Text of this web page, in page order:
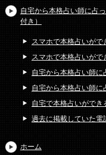
自宅から本格占い師に占
付き）
スマホで本格占いがで
スマホで本格占いがで
自宅から本格占い師に
自宅から本格占い師に
自宅で本格占いができ
過去に掲載していた電
ホーム